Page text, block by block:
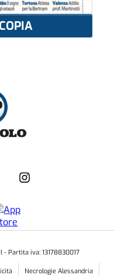
- Partita iva: 13178830017
Necrologie Alessandria